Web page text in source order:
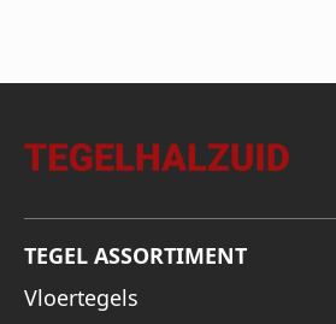
TEGEL ASSORTIMENT
Vloertegels